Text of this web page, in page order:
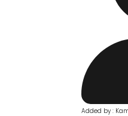
Added by :